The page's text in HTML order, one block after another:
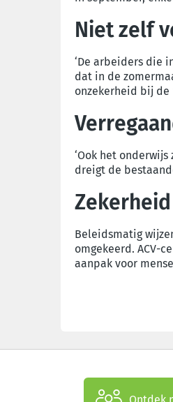
Niet zelf
‘De arbeiders die
dat in de
onzekerheid bij
‘Ook het
dreigt de
Zekerheid
Beleidsmatig
omgekeerd. ACV-
aanpak voor